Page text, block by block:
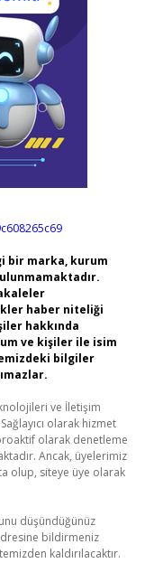
bir marka, kurum
haber niteliği
hakkında
ve kişiler ile isim
bilgiler
ve İletişim
olarak hizmet
olarak denetleme
Ancak, üyelerimiz
olup, siteye üye olarak
düşündüğünüz
bildirmeniz
kaldırılacaktır.